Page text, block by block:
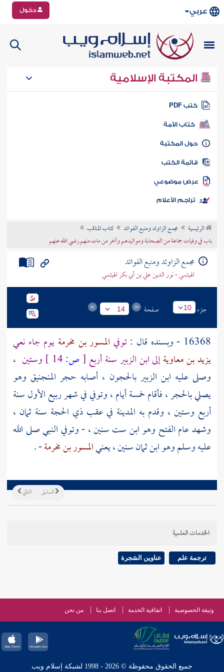
عربي دخول
المكتبة الإسلامية
كتب PDF
كتاب الأمة
المكتبة
الكتب
موضوعي
تراجم الأعلام
الرئيسية مجمع الزاوئد ومنبع الفوائد
كتاب المناقب
باب في وفيات جماعة من الصحابة ومواليدهم وآخر من مات منهم رضي الله عنهم
مجمع الزاوئد ومنبع الفوائد
الهيثمي - نور الدين علي بن أبي بكر الهيثمي
جزء 10 صفحة 14
16368 - وبسنده قال : توفي المسور بن مخرمة يوم جاء نعي
يزيد بن معاويةإلىابن الزبيرسنة أربع [ص: وستين ،
وصلى عليه ابن الزبيربالحجون ، أصابه حجر المنجنيق وهو
يصلي بالحجر ، فأقام خمسة أيام ، وتوفي في شهر ربيع الأول سنة
أربع وستين ، وقدم به المدينة في عقب ذي الحجة سنة ثمان ،
وشهد عام الفتح وهو ابن ست سنين ، - وتوفي النبي صلى الله
عليه وسلم وهو ابن ثمان سنين ، يعنيالمسور بن مخرمة- .
التالي السابق
الخدمات العلمية
ترجمة علم عناوين الشجرة
وثيقة الخصوصية اتفاقية الخدمة اتصل بنا من نحن
جميع الحقوق محفوظة © 2026 - 1998 لشبكة إسلام ويب